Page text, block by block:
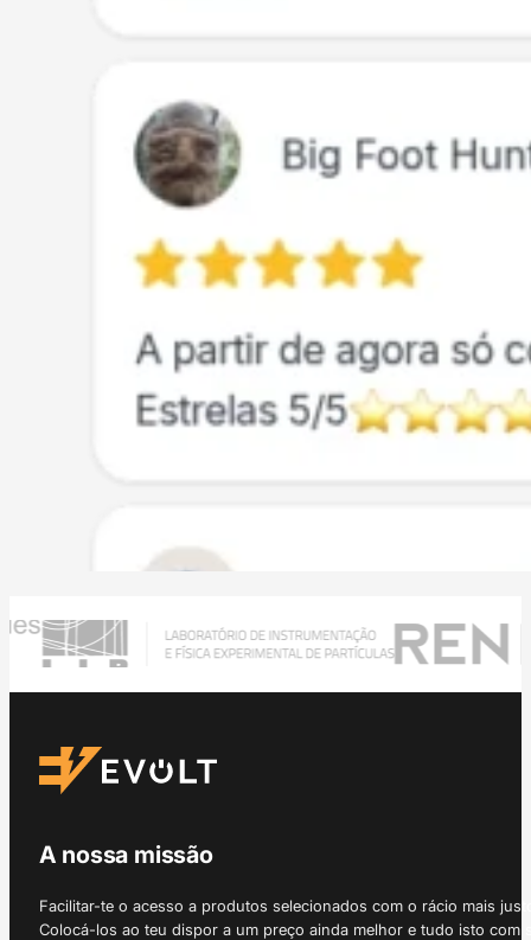
A nossa missão
Facilitar-te o acesso a produtos selecionados com o rácio mais
Colocá-los ao teu dispor a um preço ainda melhor e tudo isto